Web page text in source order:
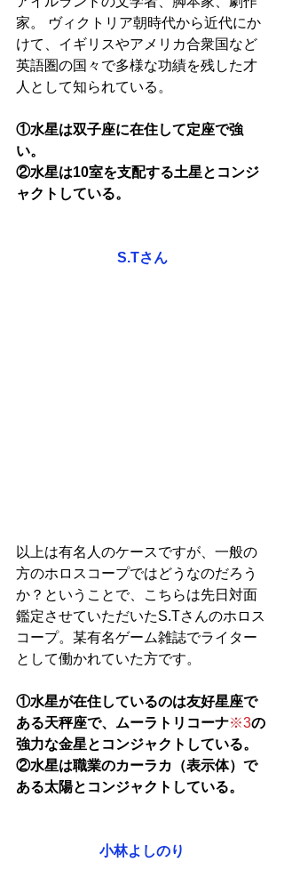
家。 ヴィクトリア朝時代から近代にか
けて、イギリスやアメリカ合衆国など
英語圏の国々で多様な功績を残した才
人として知られている。
①水星は双子座に在住して定座で強
い。
②水星は10室を支配する土星とコンジ
ャクトしている。
S.Tさん
以上は有名人のケースですが、一般の
方のホロスコープではどうなのだろう
か？ということで、こちらは先日対面
鑑定させていただいたS.Tさんのホロス
コープ。某有名ゲーム雑誌でライター
として働かれていた方です。
①水星が在住しているのは友好星座で
ある天秤座で、ムーラトリコーナ※3の
強力な金星とコンジャクトしている。
②水星は職業のカーラカ（表示体）で
ある太陽とコンジャクトしている。
小林よしのり